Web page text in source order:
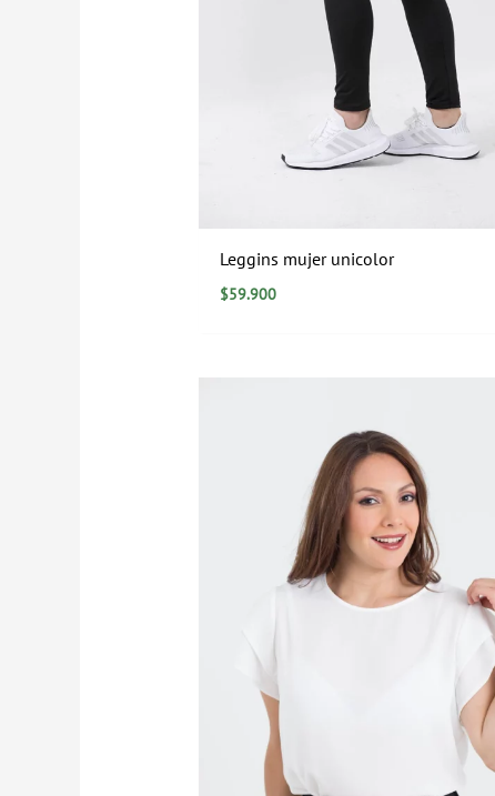
Leggins mujer unicolor
$59.900